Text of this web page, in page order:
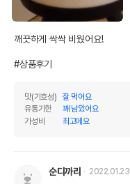
깨끗하게 싹싹 비웠어요!
#상품후기
맛(기호성)
잘 먹어요
유통기한
꽤 남았어요
가성비
최고에요
순디까리 2022.01.23